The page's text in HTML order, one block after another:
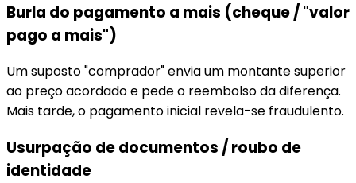
Burla do pagamento a mais (cheque / "valor
pago a mais")
Um suposto "comprador" envia um montante superior
ao preço acordado e pede o reembolso da diferença.
Mais tarde, o pagamento inicial revela-se fraudulento.
Usurpação de documentos / roubo de
identidade